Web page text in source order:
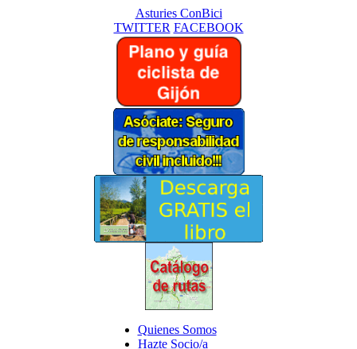
Asturies ConBici
TWITTER FACEBOOK
Quienes Somos
Hazte Socio/a